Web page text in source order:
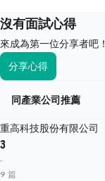
沒有面試心得
來成為第一位分享者吧！
分享心得
同產業公司推薦
重高科技股份有限公司
3
·
9 篇